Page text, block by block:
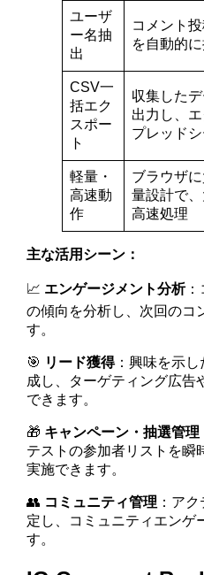
ユーザ
ー名抽
出
コメント
を自動的
CSV一
括エク
スポー
ト
収集した
出力し、
プレッド
軽量・
高速動
作
ブラウザ
量設計で
高速処理
主な活用シーン：
📈 エンゲージメント分析：
の傾向を分析し、次回のコ
す。
🎯 リード獲得：興味を示
成し、ターゲティング広告
できます。
🎁 キャンペーン・抽選管理
テストの参加者リストを瞬
実施できます。
👥 コミュニティ管理 ：ア
定し、コミュニティエンゲ
す。